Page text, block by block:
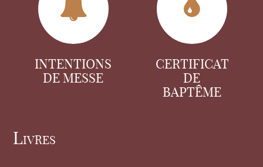
INTENTIONS
DE MESSE
CERTIFICAT
DE
BAPTÊME
Livres